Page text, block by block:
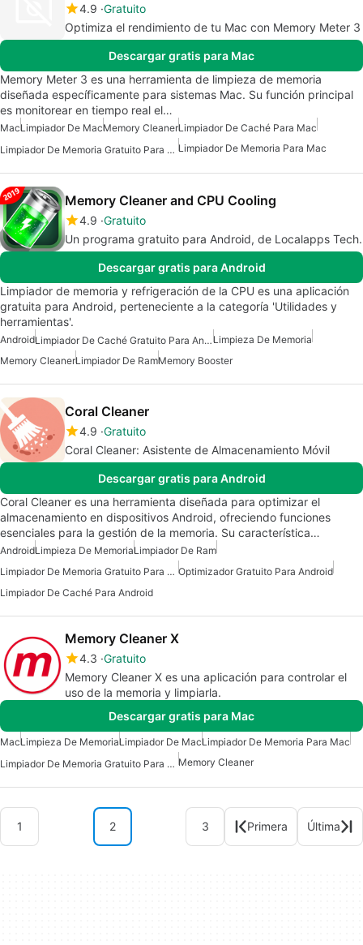
4.9 Gratuito
Optimiza el rendimiento de tu Mac con Memory Meter 3
Descargar gratis para Mac
Memory Meter 3 es una herramienta de limpieza de memoria
diseñada específicamente para sistemas Mac. Su función principal
es monitorear en tiempo real el…
MacLimpiador De MacMemory CleanerLimpiador De Caché Para Mac
Limpiador De Memoria Gratuito Para Mac Limpiador De Memoria Para Mac
Memory Cleaner and CPU Cooling
4.9 Gratuito
Un programa gratuito para Android, de Localapps Tech.
Descargar gratis para Android
Limpiador de memoria y refrigeración de la CPU es una aplicación
gratuita para Android, perteneciente a la categoría 'Utilidades y
herramientas'.
Android Limpiador De Caché Gratuito Para Android Limpieza De Memoria
Memory CleanerLimpiador De RamMemory Booster
Coral Cleaner
4.9 Gratuito
Coral Cleaner: Asistente de Almacenamiento Móvil
Descargar gratis para Android
Coral Cleaner es una herramienta diseñada para optimizar el
almacenamiento en dispositivos Android, ofreciendo funciones
esenciales para la gestión de la memoria. Su característica…
AndroidLimpieza De MemoriaLimpiador De Ram
Limpiador De Memoria Gratuito Para Android Optimizador Gratuito Para Android
Limpiador De Caché Para Android
Memory Cleaner X
4.3 Gratuito
Memory Cleaner X es una aplicación para controlar el
uso de la memoria y limpiarla.
Descargar gratis para Mac
MacLimpieza De MemoriaLimpiador De MacLimpiador De Memoria Para Mac
Limpiador De Memoria Gratuito Para Mac Memory Cleaner
1 2 3 Primera Última